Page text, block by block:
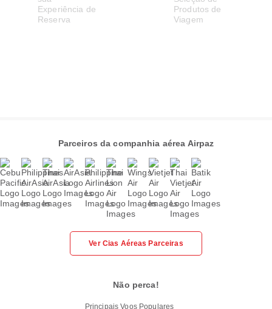
Parceiros da companhia aérea Airpaz
Ver Cias Aéreas Parceiras
Não perca!
Principais Voos Populares